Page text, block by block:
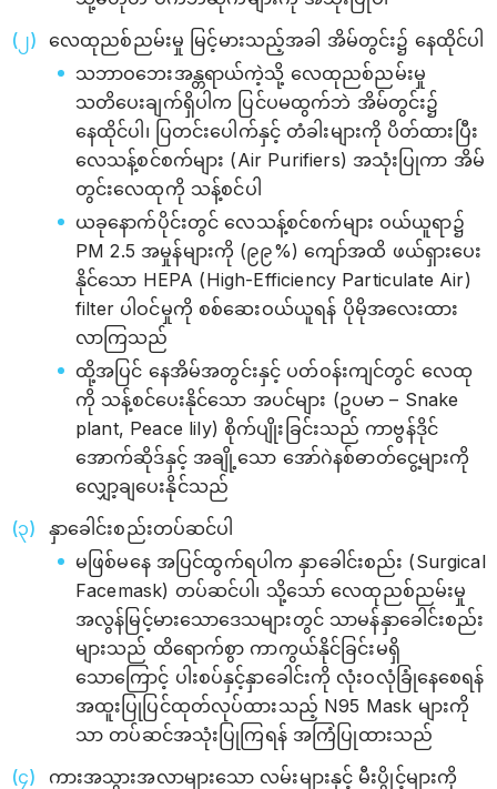
လေထုညစ်ညမ်းမှု မြင့်မားသည့်အခါ အိမ်တွင်း၌ နေထိုင်ပါ
သဘာဝဘေးအန္တရာယ်ကဲ့သို့ လေထုညစ်ညမ်းမှု
သတိပေးချက်ရှိပါက ပြင်ပမထွက်ဘဲ အိမ်တွင်း၌
နေထိုင်ပါ၊ ပြတင်းပေါက်နှင့် တံခါးများကို ပိတ်ထားပြီး
လေသန့်စင်စက်များ (Air Purifiers) အသုံးပြုကာ အိမ်
တွင်းလေထုကို သန့်စင်ပါ
ယခုနောက်ပိုင်းတွင် လေသန့်စင်စက်များ ဝယ်ယူရာ၌
PM 2.5 အမှုန်များကို (၉၉%) ကျော်အထိ ဖယ်ရှားပေး
နိုင်သော HEPA (High-Efficiency Particulate Air)
filter ပါဝင်မှုကို စစ်ဆေးဝယ်ယူရန် ပိုမိုအလေးထား
လာကြသည်
ထို့အပြင် နေအိမ်အတွင်းနှင့် ပတ်ဝန်းကျင်တွင် လေထု
ကို သန့်စင်ပေးနိုင်သော အပင်များ (ဥပမာ – Snake
plant, Peace lily) စိုက်ပျိုးခြင်းသည် ကာဗွန်ဒိုင်
အောက်ဆိုဒ်နှင့် အချို့သော အော်ဂဲနစ်ဓာတ်ငွေ့များကို
လျှော့ချပေးနိုင်သည်
နှာခေါင်းစည်းတပ်ဆင်ပါ
မဖြစ်မနေ အပြင်ထွက်ရပါက နှာခေါင်းစည်း (Surgical
Facemask) တပ်ဆင်ပါ၊ သို့သော် လေထုညစ်ညမ်းမှု
အလွန်မြင့်မားသောဒေသများတွင် သာမန်နှာခေါင်းစည်း
များသည် ထိရောက်စွာ ကာကွယ်နိုင်ခြင်းမရှိ
သောကြောင့် ပါးစပ်နှင့်နှာခေါင်းကို လုံးဝလုံခြုံနေစေရန်
အထူးပြုပြင်ထုတ်လုပ်ထားသည့် N95 Mask များကို
သာ တပ်ဆင်အသုံးပြုကြရန် အကြံပြုထားသည်
ကားအသွားအလာများသော လမ်းများနှင့် မီးပွိုင့်များကို